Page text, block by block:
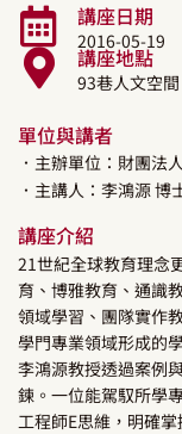
講座日期
2016-05-19
講座地點
93巷人文空間
單位與講者
．主辦單位：財團法
．主講人： 李鴻源博
講座介紹
21世紀全球教育理念
育、博雅教育、通識
領域學習、團隊實作
學門專業領域形成的
李鴻源教授透過案例
鍊。一位能駕馭所學
工程師E思維，明確